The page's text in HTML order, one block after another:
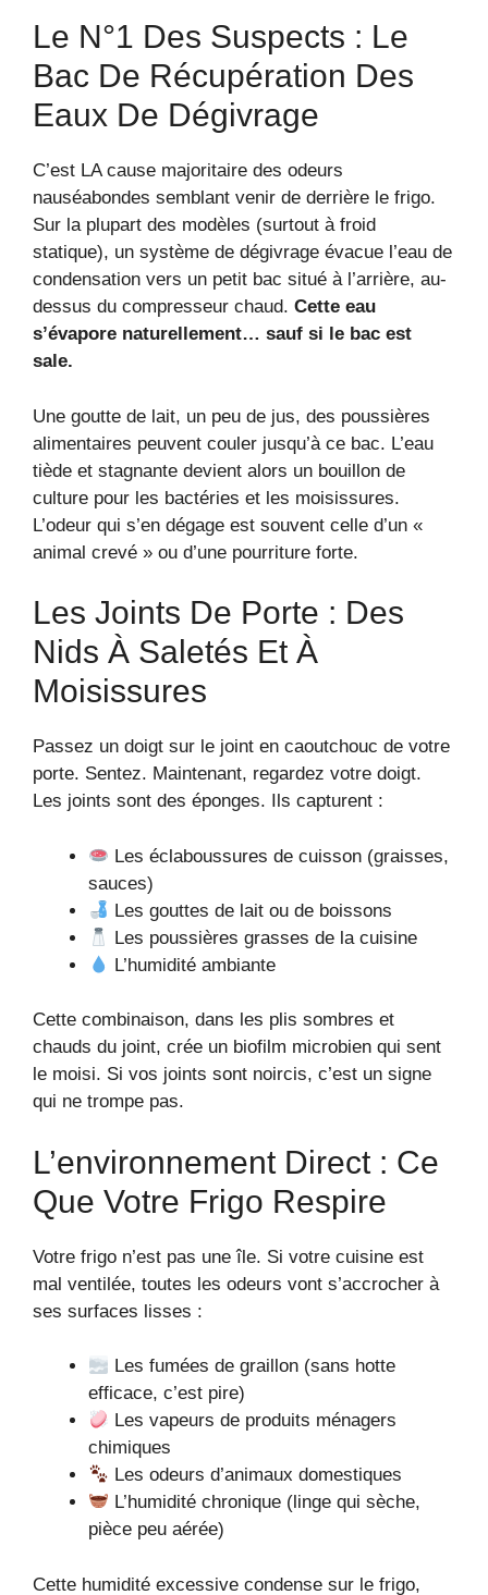
Le N°1 Des Suspects : Le
Bac De Récupération Des
Eaux De Dégivrage
C’est LA cause majoritaire des odeurs
nauséabondes semblant venir de derrière le frigo.
Sur la plupart des modèles (surtout à froid
statique), un système de dégivrage évacue l’eau de
condensation vers un petit bac situé à l’arrière, au-
dessus du compresseur chaud. Cette eau
s’évapore naturellement… sauf si le bac est
sale.
Une goutte de lait, un peu de jus, des poussières
alimentaires peuvent couler jusqu’à ce bac. L’eau
tiède et stagnante devient alors un bouillon de
culture pour les bactéries et les moisissures.
L’odeur qui s’en dégage est souvent celle d’un «
animal crevé » ou d’une pourriture forte.
Les Joints De Porte : Des
Nids À Saletés Et À
Moisissures
Passez un doigt sur le joint en caoutchouc de votre
porte. Sentez. Maintenant, regardez votre doigt.
Les joints sont des éponges. Ils capturent :
Les éclaboussures de cuisson (graisses,
sauces)
Les gouttes de lait ou de boissons
Les poussières grasses de la cuisine
L’humidité ambiante
Cette combinaison, dans les plis sombres et
chauds du joint, crée un biofilm microbien qui sent
le moisi. Si vos joints sont noircis, c’est un signe
qui ne trompe pas.
L’environnement Direct : Ce
Que Votre Frigo Respire
Votre frigo n’est pas une île. Si votre cuisine est
mal ventilée, toutes les odeurs vont s’accrocher à
ses surfaces lisses :
Les fumées de graillon (sans hotte
efficace, c’est pire)
Les vapeurs de produits ménagers
chimiques
Les odeurs d’animaux domestiques
L’humidité chronique (linge qui sèche,
pièce peu aérée)
Cette humidité excessive condense sur le frigo,